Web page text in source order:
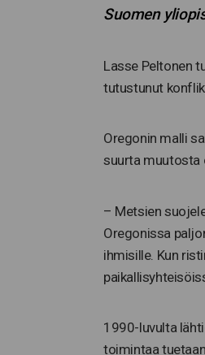
Suomen
Lasse Peltonen
tutustunut
Oregonin malli
suurta muutosta
– Metsien
Oregonissa
ihmisille. Kun
1990-luvulta
toimintaa